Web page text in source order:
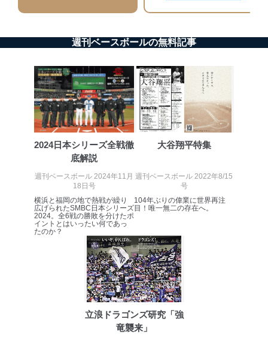
外部からの不正アクセス等の防止
システムを最新の状態に保持しています。
個人データを取り扱う機器等にセキュリティ対策
により、これを最新状態としています。
情報システムの使用に伴う漏洩等の防止
メール等により個人データの含まれるファイルを
送信する場合に、当該ファイルへのパスワードを
設定しています。
個人情報保護マネジメントシステムの継続的改善
当社は、内部監査及びマネジメントレビューの機会を通
じて、個人情報保護マネジメントシステムを継続的に改
苦情及び相談受付け窓口
貴殿の個人情報及び当社の個人情報保護マネジメントシ
ステムに関するご相談及び苦情については以下までご連
適切、かつ迅速に対応させていただきます。
株式会社富士山マガジンサービス 個人情報問い合わせ
TEL：0570-200-223
週刊ベースボールの無料記事
2024日本シリーズ全戦徹
底解説
週刊ベースボール 2024年11月
18日号
横浜と福岡の地で熱戦が繰り
広げられたSMBC日本シリーズ
2024。全6戦の勝敗を分けたポ
イントとはいったい何であっ
たのか？
大谷翔平特集
週刊ベースボール 2022年8/15
号
104年ぶりの偉業に世界再注
目！唯一無二の存在へ。
立浪ドラゴンズ研究「強
竜襲来」